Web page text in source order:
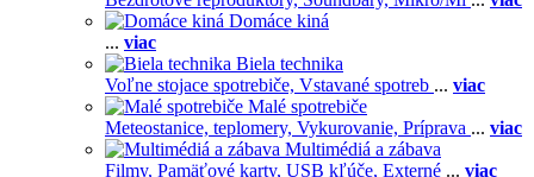
Domáce kiná
... viac
Biela technika
Voľne stojace spotrebiče, Vstavané spotreb ... viac
Malé spotrebiče
Meteostanice, teplomery, Vykurovanie, Príprava ... viac
Multimédiá a zábava
Filmy, Pamäťové karty, USB kľúče, Externé ... viac